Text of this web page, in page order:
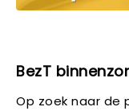
BezT
Op zoek naar de